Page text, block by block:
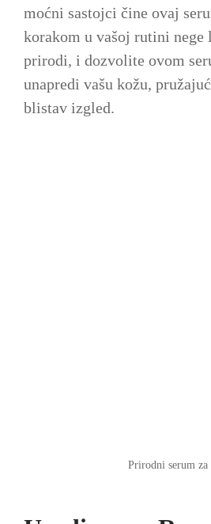
moćni sastojci čine ovaj
korakom u vašoj rutini nege
prirodi, i dozvolite ovom
unapredi vašu kožu,
blistav izgled.
Prirodni serum za